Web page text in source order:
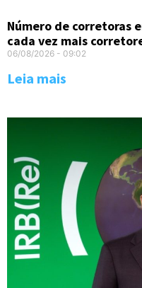
Número de corretoras
cada vez mais
06/08/2026 09:02
Leia mais